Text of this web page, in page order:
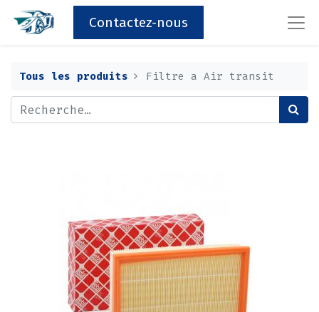
Contactez-nous
Tous les produits Filtre a Air transit